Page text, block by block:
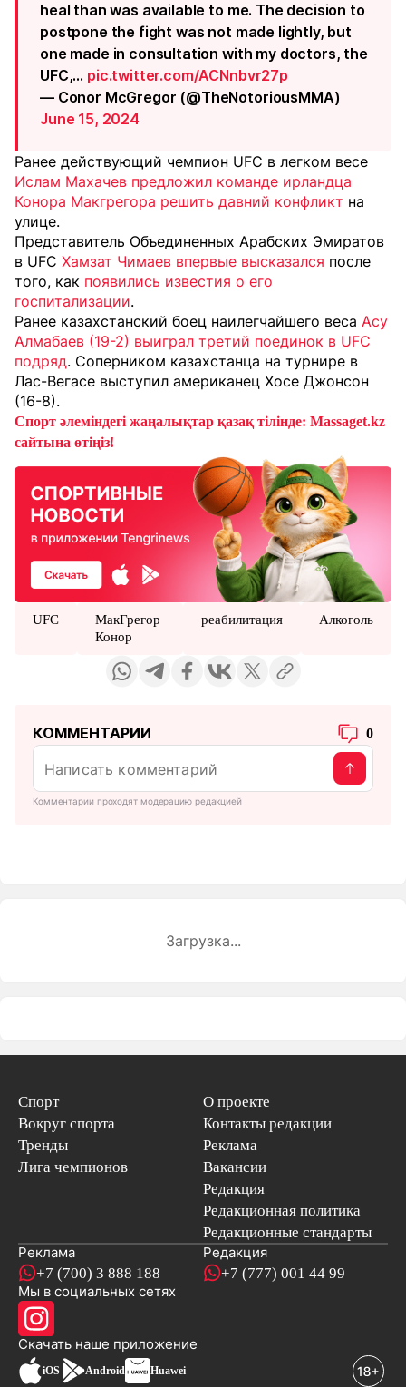
heal than was available to me. The decision to
postpone the fight was not made lightly, but
one made in consultation with my doctors, the
UFC,… pic.twitter.com/ACNnbvr27p
— Conor McGregor (@TheNotoriousMMA)
June 15, 2024
Ранее действующий чемпион UFC в легком весе
Ислам Махачев предложил команде ирландца
Конора Макгрегора решить давний конфликт на
улице.
Представитель Объединенных Арабских Эмиратов
в UFC Хамзат Чимаев впервые высказался после
того, как появились известия о его
госпитализации.
Ранее казахстанский боец наилегчайшего веса Асу
Алмабаев (19-2) выиграл третий поединок в UFC
подряд. Соперником казахстанца на турнире в
Лас-Вегасе выступил американец Хосе Джонсон
(16-8).
Спорт әлеміндегі жаңалықтар қазақ тілінде: Massaget.kz
сайтына өтіңіз!
UFC
МакГрегор
Конор
реабилитация Алкоголь
КОММЕНТАРИИ 0
Комментарии проходят модерацию редакцией
Загрузка...
Спорт
Вокруг спорта
Тренды
Лига чемпионов
О проекте
Контакты редакции
Реклама
Вакансии
Редакция
Редакционная политика
Редакционные стандарты
Реклама
+7 (700) 3 888 188
Редакция
+7 (777) 001 44 99
Мы в социальных сетях
Скачать наше приложениеновостей
iOS Android Huawei